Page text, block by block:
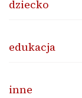
dziecko
edukacja
inne